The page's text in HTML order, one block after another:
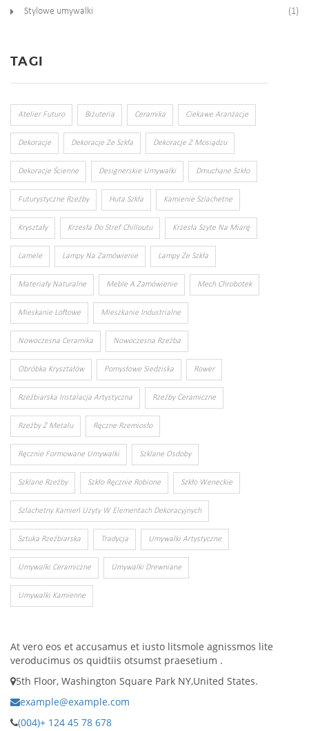
Stylowe umywalki (1)
TAGI
Atelier Futuro Biżuteria Ceramika Ciekawe Aranżacje
Dekoracje Dekoracje Ze Szkła Dekoracje Z Mosiądzu
Dekoracje Ścienne Designerskie Umywalki Dmuchane Szkło
Futurystyczne Rzeźby Huta Szkła Kamienie Szlachetne
Kryształy Krzesła Do Stref Chilloutu Krzesła Szyte Na Miarę
Lamele Lampy Na Zamówienie Lampy Ze Szkła
Materiały Naturalne Meble A Zamówienie Mech Chrobotek
Mieskanie Loftowe Mieszkanie Industrialne
Nowoczesna Ceramika Nowoczesna Rzeźba
Obróbka Kryształów Pomysłowe Siedziska Rower
Rzeźbiarska Instalacja Artystyczna Rzeźby Ceramiczne
Rzeźby Z Metalu Ręczne Rzemiosło
Ręcznie Formowane Umywalki Szklane Osdoby
Szklane Rzeźby Szkło Ręcznie Robione Szkło Weneckie
Szlachetny Kamień Użyty W Elementach Dekoracyjnych
Sztuka Rzeźbiarska Tradycja Umywalki Artystyczne
Umywalki Ceramiczne Umywalki Drewniane
Umywalki Kamienne
At vero eos et accusamus et iusto litsmole agnissmos lite
veroducimus os quidtiis otsumst praesetium .
5th Floor, Washington Square Park NY,United States.
example@example.com
(004)+ 124 45 78 678